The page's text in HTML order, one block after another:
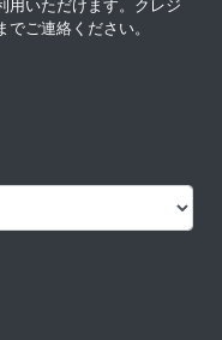
用いただけます。クレジ
ご連絡ください。